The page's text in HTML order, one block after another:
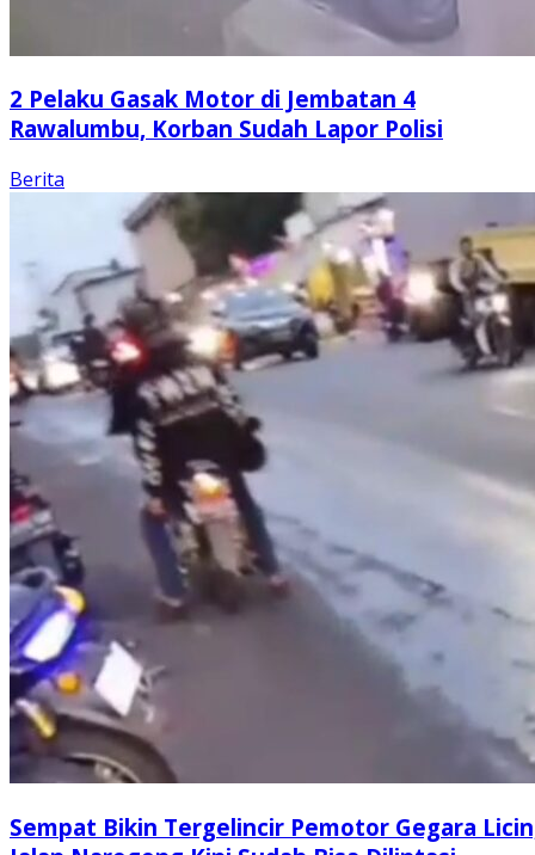
2 Pelaku Gasak Motor di Jembatan 4
Rawalumbu, Korban Sudah Lapor Polisi
Berita
Sempat Bikin Tergelincir Pemotor Gegara